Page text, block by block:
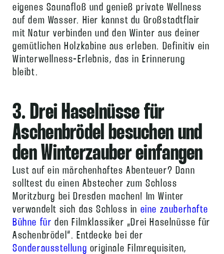
eigenes Saunafloß und genieß private Wellness
auf dem Wasser. Hier kannst du Großstadtflair
mit Natur verbinden und den Winter aus deiner
gemütlichen Holzkabine aus erleben. Definitiv ein
Winterwellness-Erlebnis, das in Erinnerung
bleibt.
3. Drei Haselnüsse für
Aschenbrödel besuchen und
den Winterzauber einfangen
Lust auf ein märchenhaftes Abenteuer? Dann
solltest du einen Abstecher zum Schloss
Moritzburg bei Dresden machen! Im Winter
verwandelt sich das Schloss in eine zauberhafte
Bühne für den Filmklassiker „Drei Haselnüsse für
Aschenbrödel“. Entdecke bei der
Sonderausstellung originale Filmrequisiten,